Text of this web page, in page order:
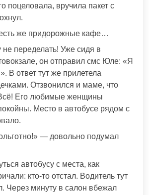
поцеловала, вручила пакет с
же придорожные кафе…
переделать! Уже сидя в
он отправил смс Юле: «Я
В ответ тут же прилетела
Отзвонился и маме, что
Его любимые женщины
Место в автобусе рядом с
— довольно подумал
автобусу с места, как
кто-то отстал. Водитель тут
Через минуту в салон вбежал